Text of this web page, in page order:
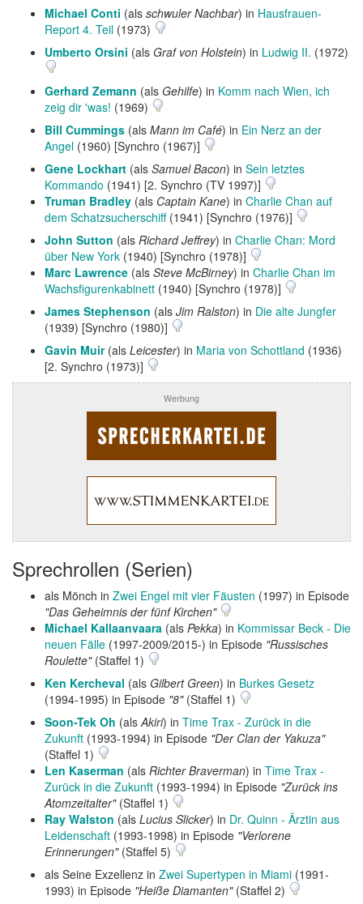
Michael Conti (als schwuler Nachbar) in Hausfrauen-
Report 4. Teil (1973)
Umberto Orsini (als Graf von Holstein) in Ludwig II. (1972)
Gerhard Zemann (als Gehilfe) in Komm nach Wien, ich
zeig dir 'was! (1969)
Bill Cummings (als Mann im Café) in Ein Nerz an der
Angel (1960) [Synchro (1967)]
Gene Lockhart (als Samuel Bacon) in Sein letztes
Kommando (1941) [2. Synchro (TV 1997)]
Truman Bradley (als Captain Kane) in Charlie Chan auf
dem Schatzsucherschiff(1941) [Synchro (1976)]
John Sutton (als Richard Jeffrey) in Charlie Chan: Mord
über New York (1940) [Synchro (1978)]
Marc Lawrence (als Steve McBirney) in Charlie Chan im
Wachsfigurenkabinett (1940) [Synchro (1978)]
James Stephenson (als Jim Ralston) in Die alte Jungfer
(1939) [Synchro (1980)]
Gavin Muir(als Leicester) in Maria von Schottland (1936)
[2. Synchro (1973)]
Werbung
Sprechrollen (Serien)
als Mönch in Zwei Engel mit vier Fäusten (1997) in Episode
"Das Geheimnis der fünf Kirchen"
Michael Kallaanvaara (als Pekka) in Kommissar Beck - Die
neuen Fälle (1997-2009/2015-) in Episode "Russisches
Roulette"(Staffel 1)
Ken Kercheval (als Gilbert Green) in Burkes Gesetz
(1994-1995) in Episode "8"(Staffel 1)
Soon-Tek Oh (alsAkiri) in Time Trax - Zurück in die
Zukunft (1993-1994) in Episode "Der Clan der Yakuza"
(Staffel 1)
Len Kaserman (als Richter Braverman) in Time Trax -
Zurück in die Zukunft (1993-1994) in Episode "Zurück ins
Atomzeitalter"(Staffel 1)
Ray Walston (als Lucius Slicker) in Dr. Quinn - Ärztin aus
Leidenschaft (1993-1998) in Episode "Verlorene
Erinnerungen"(Staffel 5)
als Seine Exzellenz in Zwei Supertypen in Miami (1991-
1993) in Episode "Heiße Diamanten"(Staffel 2)